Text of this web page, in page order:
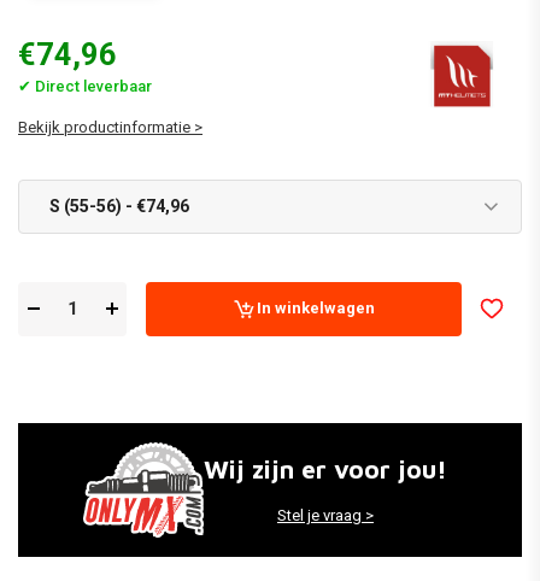
€74,96
✔ Direct leverbaar
Bekijk productinformatie >
S (55-56) - €74,96
In winkelwagen
Wij zijn er voor jou!
Stel je vraag >